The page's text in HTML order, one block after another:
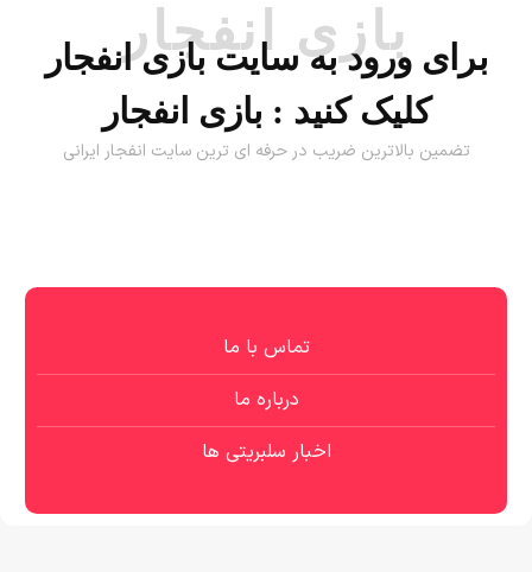
بازی انفجار
برای ورود به سایت بازی انفجار
کلیک کنید : بازی انفجار
تضمین بالاترین ضریب در حرفه ای ترین سایت انفجار ایرانی
تماس با ما
درباره ما
اخبار سلبریتی ها